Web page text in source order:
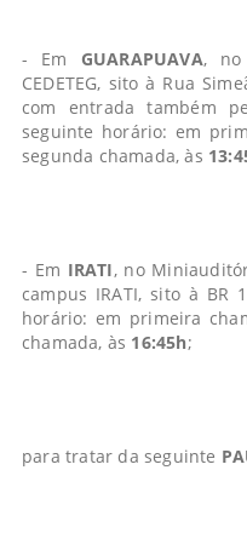
- Em GUARAPUAVA, no
CEDETEG, sito à Rua
com entrada também
seguinte horário: em
segunda chamada, às
- Em IRATI, no
campus IRATI, sito à BR
horário: em primeira
chamada, às 16:45h;
para tratar da seguinte